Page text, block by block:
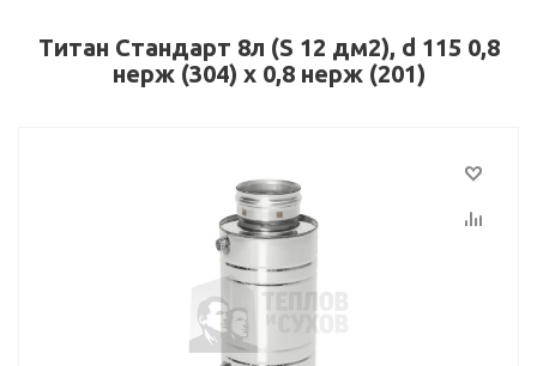
Титан Стандарт 8л (S 12 дм2), d 115 0,8
нерж (304) х 0,8 нерж (201)